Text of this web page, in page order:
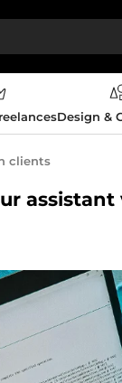
Design &
clients